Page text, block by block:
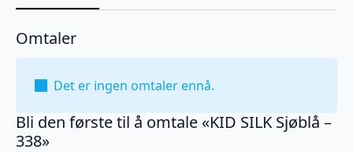
Omtaler
Det er ingen omtaler ennå.
Bli den første til å omtale «KID SILK Sjøblå –
338»